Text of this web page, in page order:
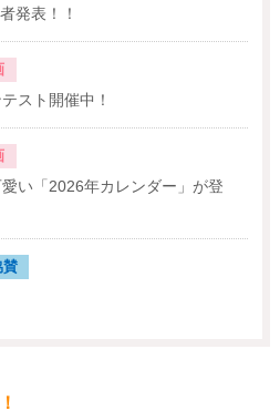
発表！！
スト開催中！
い「2026年カレンダー」が登
賛